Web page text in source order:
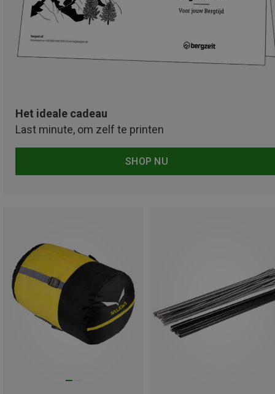
Het ideale cadeau
Last minute, om zelf te printen
SHOP NU